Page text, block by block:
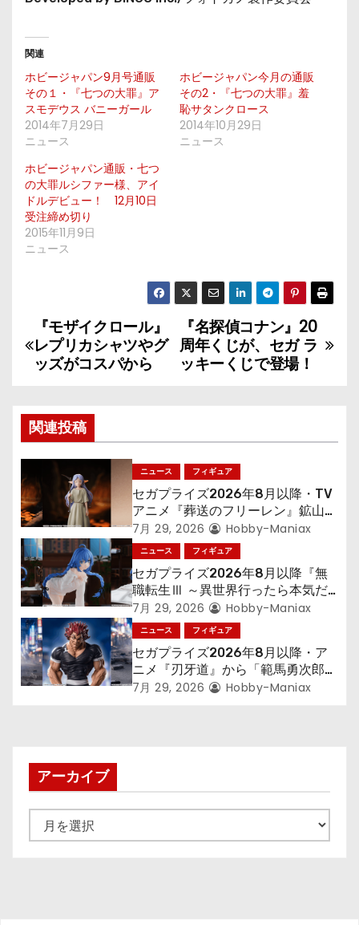
関連
ホビージャパン9月号通販
その１・『七つの大罪』ア
スモデウス バニーガール
2014年7月29日
ニュース
ホビージャパン今月の通販
その2・『七つの大罪』羞
恥サタンクロース
2014年10月29日
ニュース
ホビージャパン通販・七つ
の大罪ルシファー様、アイ
ドルデビュー！ 12月10日
受注締め切り
2015年11月9日
ニュース
投
稿
ビ
ゲ
ー
シ
ョ
ン
『名探偵コナン』20
周年くじが、セガ ラ
ッキーくじで登場！
『モザイクロール』
レプリカシャツやグ
ッズがコスパから
関連投稿
ニュース フィギュア
セガプライズ2026年8月以降・TV
アニメ『葬送のフリーレン』鉱山で
300年働くことになっっちゃった
「フリーレン」を立体化！
7月 29, 2026 Hobby-Maniax
ニュース フィギュア
セガプライズ2026年8月以降『無
職転生Ⅲ ～異世界行ったら本気だ
す～』から「ロキシー」のフィギュ
アが登場！
7月 29, 2026 Hobby-Maniax
ニュース フィギュア
セガプライズ2026年8月以降・ア
ニメ『刃牙道』から「範馬勇次郎」
が登場ッッ!!
7月 29, 2026 Hobby-Maniax
アーカイブ
ー